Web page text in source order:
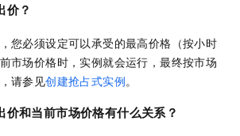
价？
您必须设定可以承受的最高价格（按小时
市场价格时，实例就会运行，最终按市场
请参见创建抢占式实例。
价和当前市场价格有什么关系？